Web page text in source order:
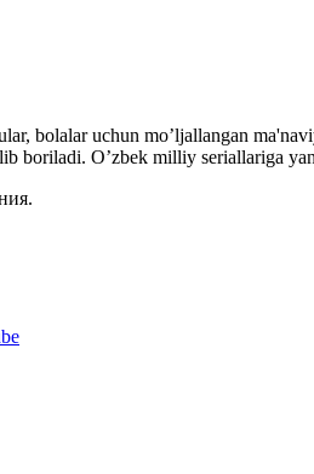
bolalar uchun mo’ljallangan
boriladi. O’zbek milliy seriallariga